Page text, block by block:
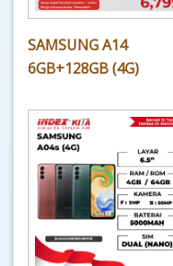
SAMSUNG A14
6GB+128GB (4G)